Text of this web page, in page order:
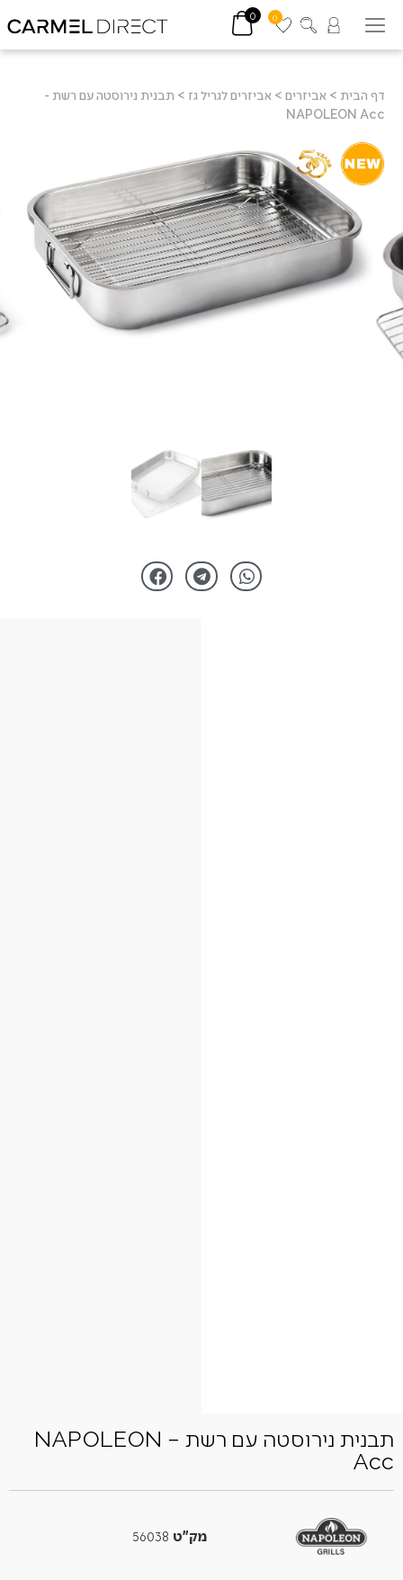
0
0
דף הבית > אביזרים > אביזרים לגריל גז > תבנית נירוסטה עם רשת -
NAPOLEON Acc
תבנית נירוסטה עם רשת – NAPOLEON
Acc
מק"ט